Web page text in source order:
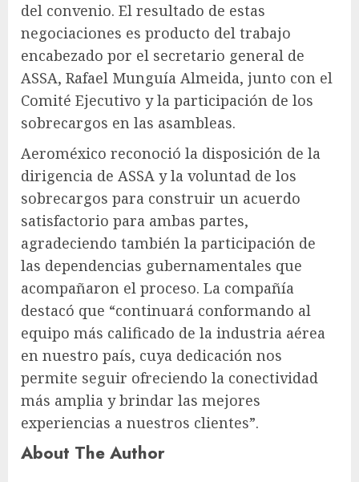
del convenio. El resultado de estas
negociaciones es producto del trabajo
encabezado por el secretario general de
ASSA, Rafael Munguía Almeida, junto con el
Comité Ejecutivo y la participación de los
sobrecargos en las asambleas.
Aeroméxico reconoció la disposición de la
dirigencia de ASSA y la voluntad de los
sobrecargos para construir un acuerdo
satisfactorio para ambas partes,
agradeciendo también la participación de
las dependencias gubernamentales que
acompañaron el proceso. La compañía
destacó que “continuará conformando al
equipo más calificado de la industria aérea
en nuestro país, cuya dedicación nos
permite seguir ofreciendo la conectividad
más amplia y brindar las mejores
experiencias a nuestros clientes”.
About The Author